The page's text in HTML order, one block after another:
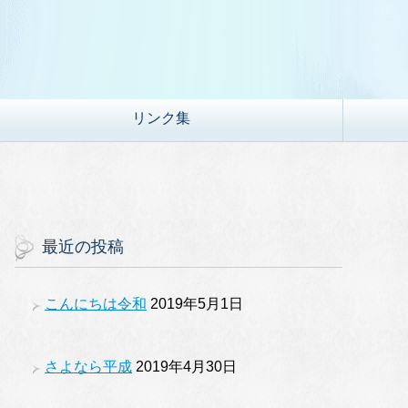
リンク集
最近の投稿
こんにちは令和 2019年5月1日
さよなら平成 2019年4月30日